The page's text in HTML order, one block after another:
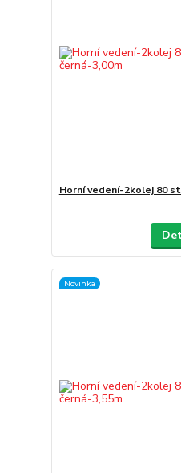
Horní vedení-2kolej 80
Novinka